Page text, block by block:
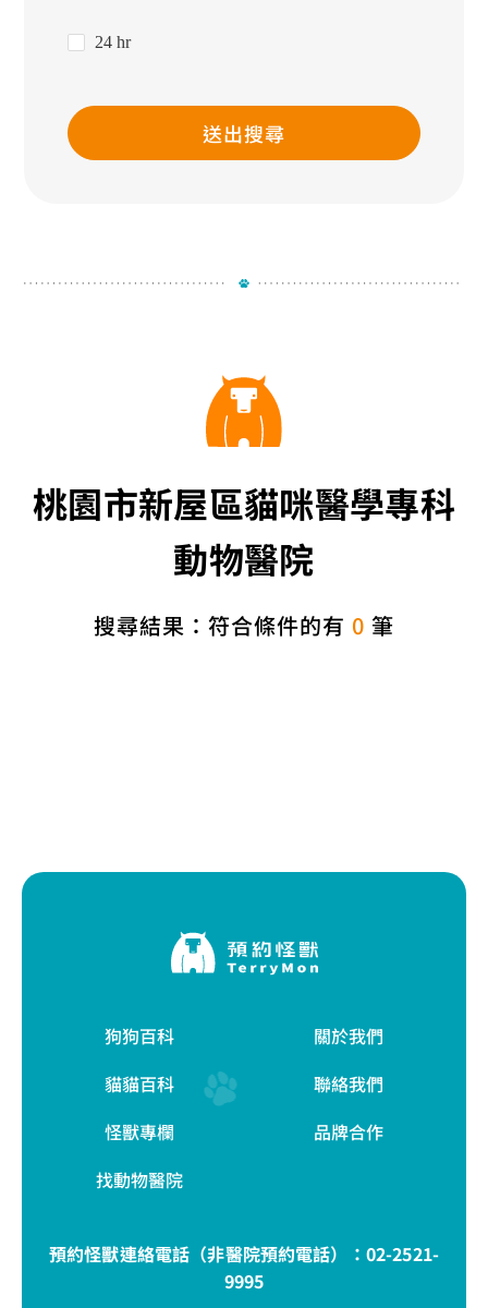
24 hr
送出搜尋
桃園市新屋區貓咪醫學專科
動物醫院
搜尋結果：符合條件的有 0 筆
狗狗百科
貓貓百科
怪獸專欄
找動物醫院
關於我們
聯絡我們
品牌合作
預約怪獸連絡電話（非醫院預約電話）： 02-2521-
9995